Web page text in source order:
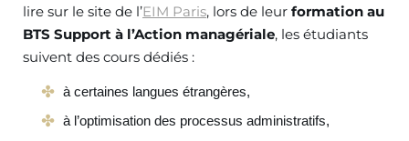
lire sur le site de l’EIM Paris, lors de leur formation au
BTS Support à l’Action managériale, les étudiants
suivent des cours dédiés :
à certaines langues étrangères,
à l’optimisation des processus administratifs,